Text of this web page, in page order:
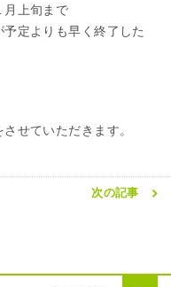
月上旬まで
定よりも早く終了した
せていただきます。
次の記事